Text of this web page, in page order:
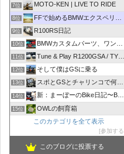
7位 MOTO-KEN | LIVE TO RIDE
8位 FFで始めるBMWエクスペリエンス
9位 R100RS日記
10位 BMWカスタムパーツ、ワンオフマフラーのR-sty
11位 Tune & Play R1200GSA / TYPE R
12位 そして僕はGSに乗る
13位 スポとGSとチャリンコで何処いこう！
14位 新：まーぼーのBike日記〜BMW R1100RT〜
15位
OWLの飼育箱
このカテゴリを全て表示
参加する
このブログに投票する